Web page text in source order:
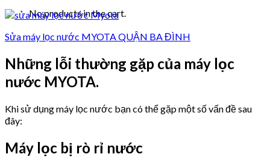
No products in the cart.
Sửa máy lọc nước MYOTA QUẬN BA ĐÌNH
Những lỗi thường gặp của máy lọc
nước MYOTA.
Khi sử dụng máy lọc nước bạn có thể gặp một số vấn đề sau
đây:
Máy lọc bị rò rỉ nước